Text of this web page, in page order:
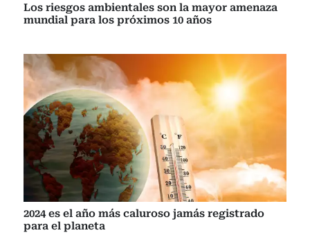
Los riesgos ambientales son la mayor amenaza
mundial para los próximos 10 años
2024 es el año más caluroso jamás registrado
para el planeta